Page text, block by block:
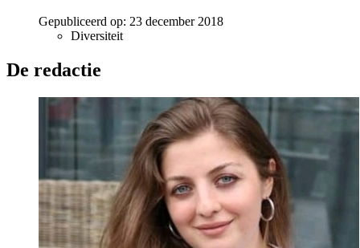
Gepubliceerd op: 23 december 2018
Diversiteit
De redactie